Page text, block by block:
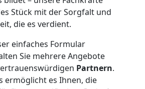
Stück mit der Sorgfalt und
die es verdient.
einfaches Formular
Sie mehrere Angebote
Partnern.
ermöglicht es Ihnen, die